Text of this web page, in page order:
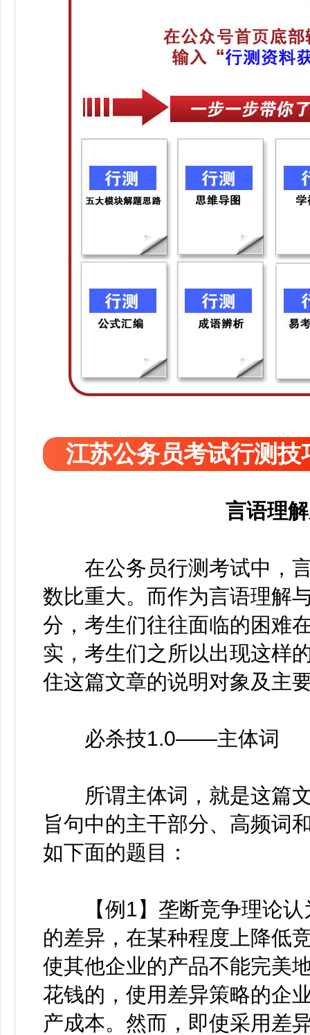
江苏公务员考试行测技
言语理
在公务员行测考试中，言
数比重大。而作为言语理解
分，考生们往往面临的困难
实，考生们之所以出现这样
住这篇文章的说明对象及主
必杀技1.0——主体词
所谓主体词，就是这篇文
旨句中的主干部分、高频词
如下面的题目：
【例1】垄断竞争理论认
的差异，在某种程度上降低
使其他企业的产品不能完美
花钱的，使用差异策略的企
产成本。然而，即使采用差